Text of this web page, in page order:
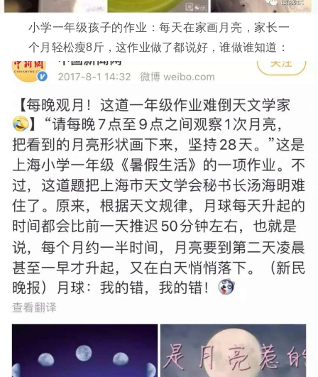
小学一年级孩子的作业：每天在家画月亮，家长一
个月轻松瘦8斤，这作业做了都说好，谁做谁知道：